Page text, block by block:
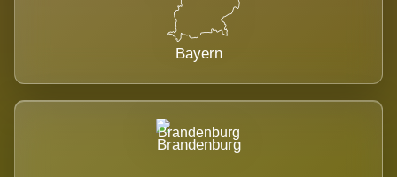
Bayern
Brandenburg